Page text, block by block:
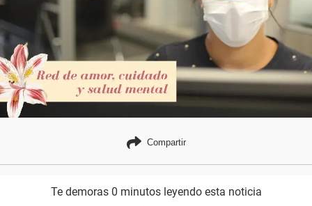
Compartir
Te demoras 0 minutos leyendo esta noticia